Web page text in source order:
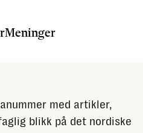
Meninger
med artikler,
blikk på det nordiske